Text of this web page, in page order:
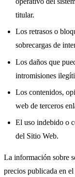
titular.
Los retrasos o
sobrecargas de
Los daños que
intromisiones
Los contenidos,
web de terceros
El uso indebido o
del Sitio Web.
La información sobre
precios publicada en